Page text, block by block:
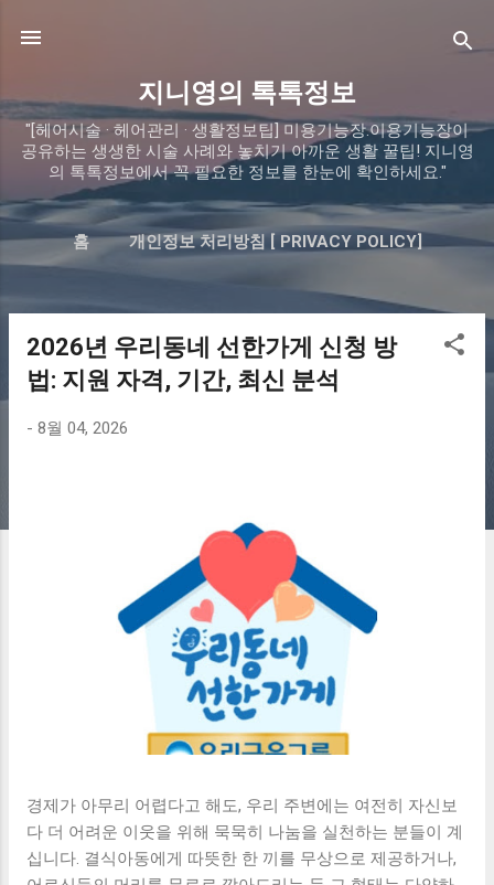
지니영의 톡톡정보
"[헤어시술 · 헤어관리 · 생활정보팁] 미용기능장.이용기능장이
공유하는 생생한 시술 사례와 놓치기 아까운 생활 꿀팁! 지니영
의 톡톡정보에서 꼭 필요한 정보를 한눈에 확인하세요."
홈 개인정보 처리방침 [ PRIVACY POLICY]
문의하기(CONTACT US)
글2026년 우리동네 선한가게 신청 방
법: 지원 자격, 기간, 최신 분석
- 8월 04, 2026
경제가 아무리 어렵다고 해도, 우리 주변에는 여전히 자신보
다 더 어려운 이웃을 위해 묵묵히 나눔을 실천하는 분들이 계
십니다. 결식아동에게 따뜻한 한 끼를 무상으로 제공하거나,